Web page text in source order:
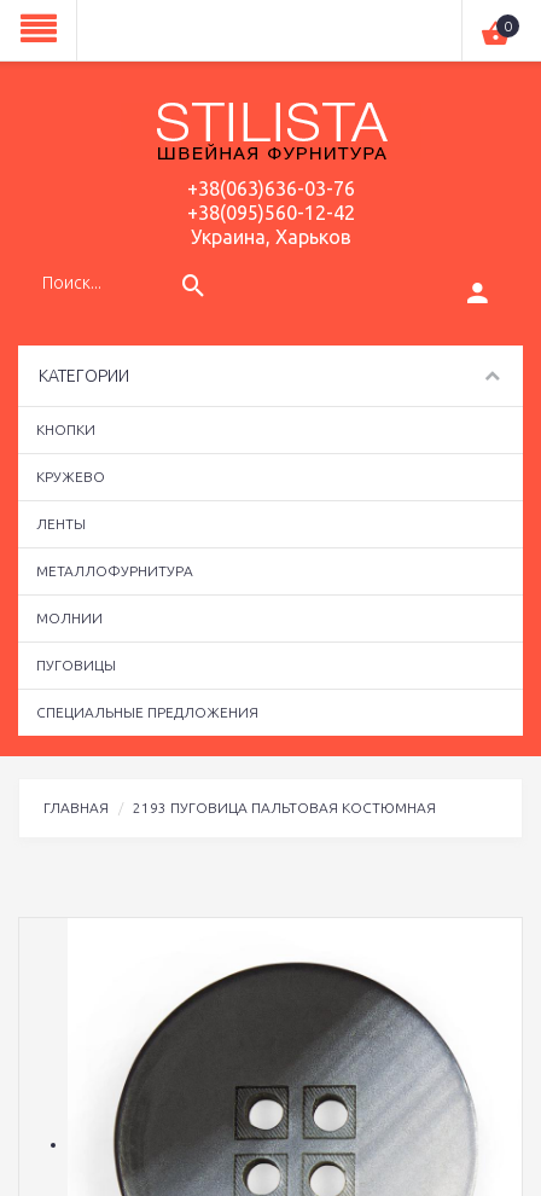
+38(063)636-03-76
+38(095)560-12-42
Украина, Харьков
0
КАТЕГОРИИ
КНОПКИ
КРУЖЕВО
ЛЕНТЫ
МЕТАЛЛОФУРНИТУРА
МОЛНИИ
ПУГОВИЦЫ
СПЕЦИАЛЬНЫЕ ПРЕДЛОЖЕНИЯ
ГЛАВНАЯ 2193 ПУГОВИЦА ПАЛЬТОВАЯ КОСТЮМНАЯ